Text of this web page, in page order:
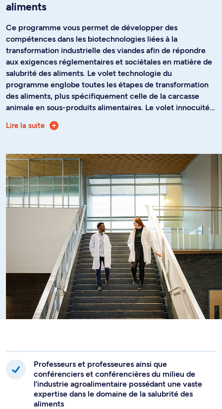
aliments
Ce programme vous permet de développer des
compétences dans les biotechnologies liées à la
transformation industrielle des viandes afin de répondre
aux exigences réglementaires et sociétales en matière de
salubrité des aliments. Le volet technologie du
programme englobe toutes les étapes de transformation
des aliments, plus spécifiquement celle de la carcasse
animale en sous-produits alimentaires. Le volet innocuité,
quant à elle, comprend tous les aspects d'hygiène, de
salubrité, d'analyse du risque et d'assurance qualité qui
aboutissent à la commercialisation des produits
alimentaires d'origine animale.
S’adressant aux titulaires d’un diplôme d’études collégiales
professionnelles pour :
Identifier les situations à risque en salubrité des
aliments et proposer des mesures de gestion des
risques appropriées suite à une évaluation des risques
Comprendre, analyser et mettre en place un
processus de production des aliments afin que celui-
ci puisse prévenir la contamination des denrées
alimentaires
Appliquer les programmes d'assurance qualité et de
surveillance pertinents à la production des aliments et
en assurer le bon fonctionnement et l'efficacité
Expliquer le processus de vieillissement et d'altération
microbiologique des aliments et appliquer les
mesures pour contrôler ce processus
l'innocuité des aliments dans une perspective de la
ferme à la table en tenant compte des considérations
nationales et internationales
Lire la suite
Professeurs et professeures ainsi que
conférenciers et conférencières du milieu de
l’industrie agroalimentaire possédant une vaste
expertise dans le domaine de la salubrité des
aliments